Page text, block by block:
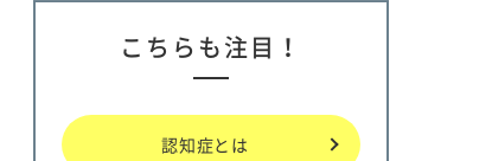
こちらも注目！
認知症とは